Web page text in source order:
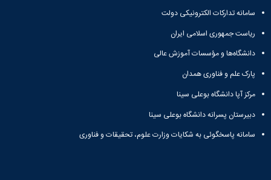
سامانه تدارکات الکترونیکی دولت
ریاست جمهوری اسلامی ایران
دانشگاه‌ها و مؤسسات آموزش عالی
پارک علم و فناوری همدان
مرکز آپا دانشگاه بوعلی سینا
دبیرستان پسرانه دانشگاه بوعلی سینا
سامانه پاسخگوئی به شکایات وزارت علوم، تحقیقات و فناوری